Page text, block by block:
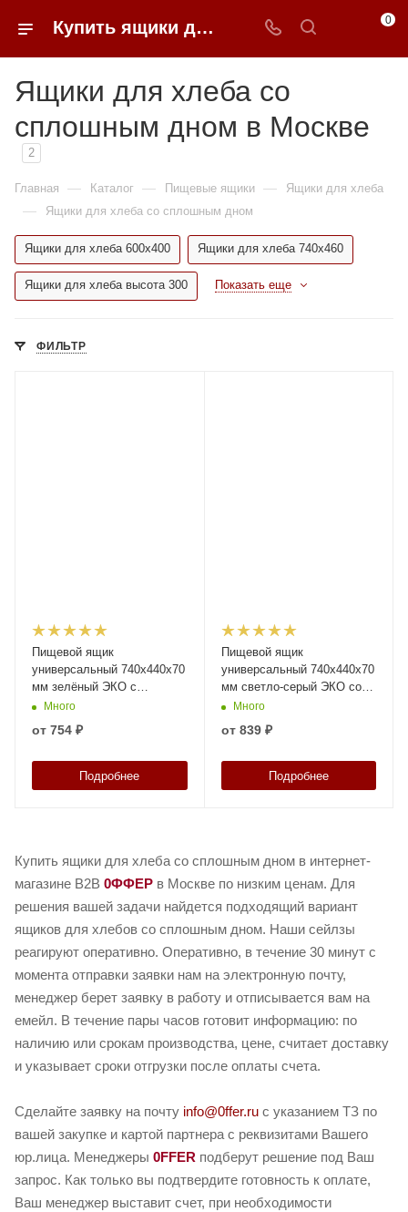
Купить ящики для хлеба со сплошным дном в Москве недорого | 0FFER 0
Ящики для хлеба со
сплошным дном в Москве
2
Главная — Каталог — Пищевые ящики — Ящики для хлеба
— Ящики для хлеба со сплошным дном
Ящики для хлеба 600x400 Ящики для хлеба 740x460
Ящики для хлеба высота 300 Показать еще
ФИЛЬТР
Пищевой ящик
универсальный 740х440х70
мм зелёный ЭКО с
перфорированными
стенками и сплошным дном
Много
от 754 ₽
Подробнее
Пищевой ящик
универсальный 740х440х70
мм светло-серый ЭКО со
сплошными стенками и
Много
от 839 ₽
Подробнее
Купить ящики для хлеба со сплошным дном в интернет-
магазине B2B 0ФФЕР в Москве по низким ценам. Для
решения вашей задачи найдется подходящий вариант
ящиков для хлебов со сплошным дном. Наши сейлзы
реагируют оперативно. Оперативно, в течение 30 минут с
момента отправки заявки нам на электронную почту,
менеджер берет заявку в работу и отписывается вам на
емейл. В течение пары часов готовит информацию: по
наличию или срокам производства, цене, считает доставку
и указывает сроки отгрузки после оплаты счета.
Сделайте заявку на почту info@0ffer.ru с указанием ТЗ по
вашей закупке и картой партнера с реквизитами Вашего
юр.лица. Менеджеры 0FFER подберут решение под Ваш
запрос. Как только вы подтвердите готовность к оплате,
Ваш менеджер выставит счет, при необходимости